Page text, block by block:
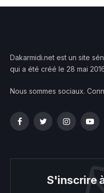
Dakarmidi.net est un site
qui a été créé le 28 mai
Nous sommes sociaux.
FacebookTwitterInstagram
S'inscrire